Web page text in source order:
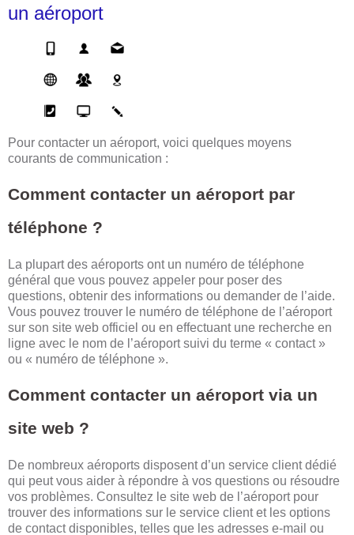
un aéroport
Pour contacter un aéroport, voici quelques moyens
courants de communication :
Comment contacter un aéroport par
téléphone ?
La plupart des aéroports ont un numéro de téléphone
général que vous pouvez appeler pour poser des
questions, obtenir des informations ou demander de l’aide.
Vous pouvez trouver le numéro de téléphone de l’aéroport
sur son site web officiel ou en effectuant une recherche en
ligne avec le nom de l’aéroport suivi du terme « contact »
ou « numéro de téléphone ».
Comment contacter un aéroport via un
site web ?
De nombreux aéroports disposent d’un service client dédié
qui peut vous aider à répondre à vos questions ou résoudre
vos problèmes. Consultez le site web de l’aéroport pour
trouver des informations sur le service client et les options
de contact disponibles, telles que les adresses e-mail ou